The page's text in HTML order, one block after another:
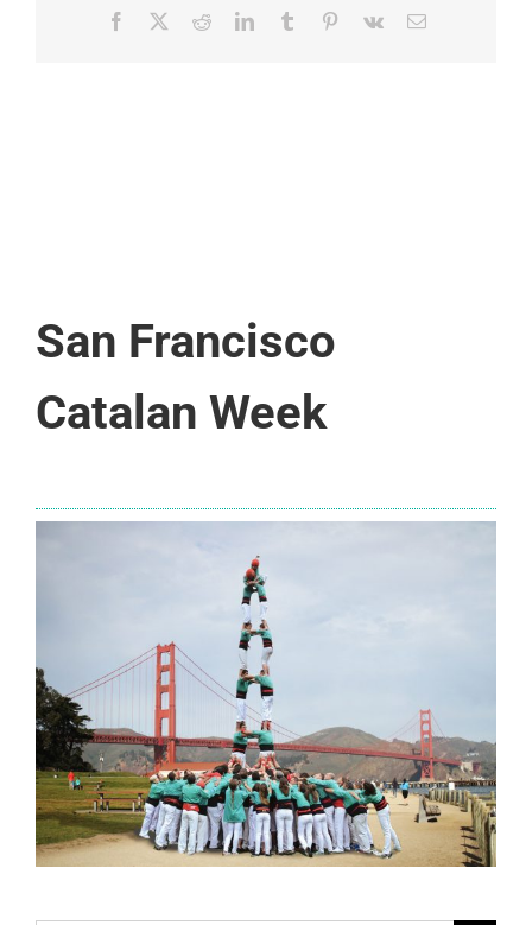
Facebook RedditLinkedInTumblr Pinterest
Vk Email:
San Francisco
Catalan Week